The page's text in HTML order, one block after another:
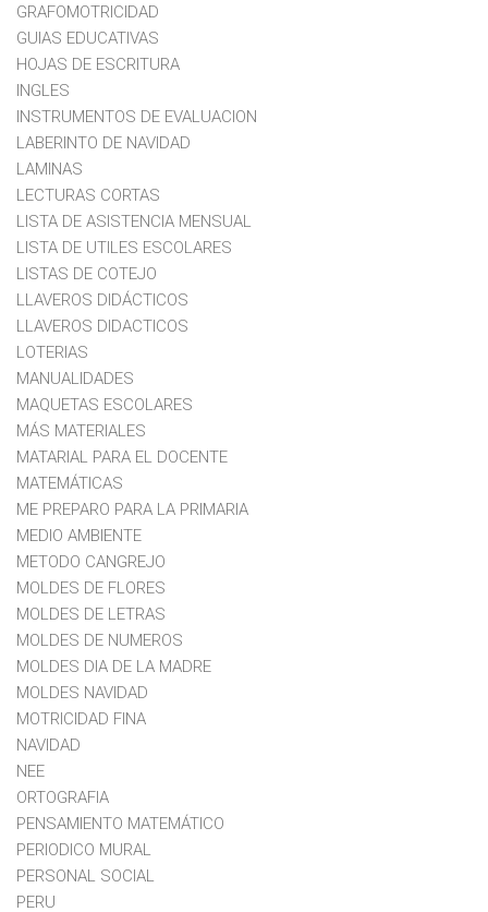
GRAFOMOTRICIDAD
GUIAS EDUCATIVAS
HOJAS DE ESCRITURA
INGLES
INSTRUMENTOS DE EVALUACION
LABERINTO DE NAVIDAD
LAMINAS
LECTURAS CORTAS
LISTA DE ASISTENCIA MENSUAL
LISTA DE UTILES ESCOLARES
LISTAS DE COTEJO
LLAVEROS DIDÁCTICOS
LLAVEROS DIDACTICOS
LOTERIAS
MANUALIDADES
MAQUETAS ESCOLARES
MÁS MATERIALES
MATARIAL PARA EL DOCENTE
MATEMÁTICAS
ME PREPARO PARA LA PRIMARIA
MEDIO AMBIENTE
METODO CANGREJO
MOLDES DE FLORES
MOLDES DE LETRAS
MOLDES DE NUMEROS
MOLDES DIA DE LA MADRE
MOLDES NAVIDAD
MOTRICIDAD FINA
NAVIDAD
NEE
ORTOGRAFIA
PENSAMIENTO MATEMÁTICO
PERIODICO MURAL
PERSONAL SOCIAL
PERU